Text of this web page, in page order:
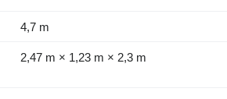
4,7 m
2,47 m × 1,23 m × 2,3 m